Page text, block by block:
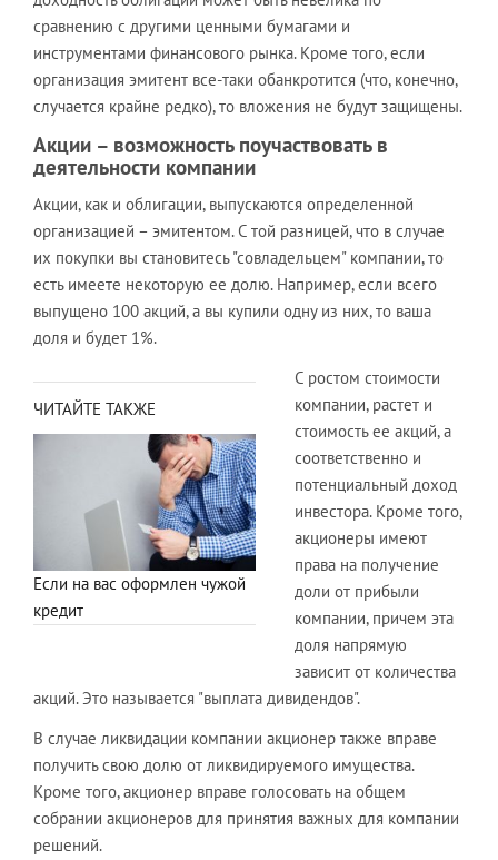
сравнению с другими ценными бумагами и
инструментами финансового рынка. Кроме того, если
организация эмитент все-таки обанкротится (что, конечно,
случается крайне редко), то вложения не будут защищены.
Акции – возможность поучаствовать в
деятельности компании
Акции, как и облигации, выпускаются определенной
организацией – эмитентом. С той разницей, что в случае
их покупки вы становитесь "совладельцем" компании, то
есть имеете некоторую ее долю. Например, если всего
выпущено 100 акций, а вы купили одну из них, то ваша
доля и будет 1%.
ЧИТАЙТЕ ТАКЖЕ
Если на вас оформлен чужой
кредит
С ростом стоимости
компании, растет и
стоимость ее акций, а
соответственно и
потенциальный доход
инвестора. Кроме того,
акционеры имеют
права на получение
доли от прибыли
компании, причем эта
доля напрямую
зависит от количества
акций. Это называется "выплата дивидендов".
В случае ликвидации компании акционер также вправе
получить свою долю от ликвидируемого имущества.
Кроме того, акционер вправе голосовать на общем
собрании акционеров для принятия важных для компании
решений.